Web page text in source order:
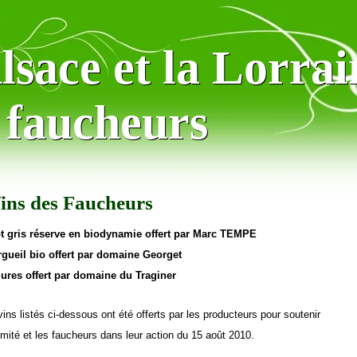
et la
faucheurs
et la
des Faucheurs
gris réserve en biodynamie offert par Marc TEMPE
bio offert par domaine Georget
offert par domaine du Traginer
listés ci-dessous ont été offerts par les producteurs pour soutenir
et les faucheurs dans leur action du 15 août 2010.